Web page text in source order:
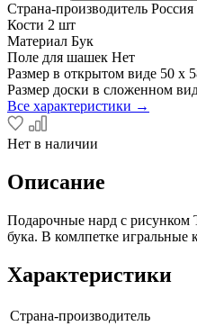
Страна-производитель Россия
Кости 2 шт
Материал Бук
Поле для шашек Нет
Размер в открытом виде 50 x
Размер доски в сложенном
Все характеристики →
Нет в наличии
Описание
Подарочные нард с рисунком
бука. В комлпетке игральные
Характеристики
Страна-производитель